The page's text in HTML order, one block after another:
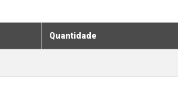
Quantidade